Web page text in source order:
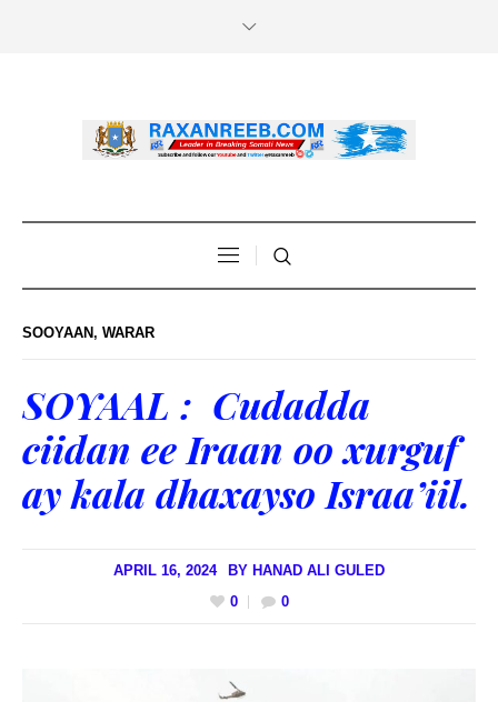
SOOYAAN, WARAR
SOYAAL : Cudadda
ciidan ee Iraan oo xurguf
ay kala dhaxayso Israa’iil.
APRIL 16, 2024 BY HANAD ALI GULED
0
0